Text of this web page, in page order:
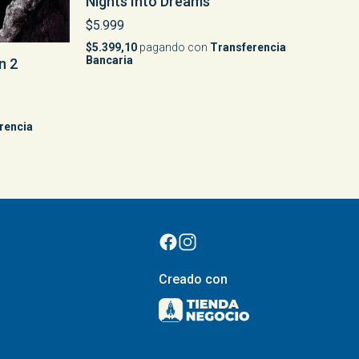
2
$5.999
$5.399,10 pagando con Transferencia
Bancaria
Creado con